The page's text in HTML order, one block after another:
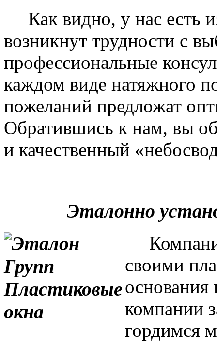
Как видно, у нас есть
возникнут трудности с
профессиональные
каждом виде натяжного
пожеланий предложат
Обратившись к нам, вы
и качественный
Эталонно
своими
основания
компании
гордимся